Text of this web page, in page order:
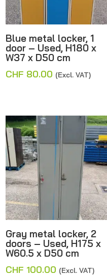
Blue metal locker, 1
door – Used, H180 x
W37 x D50 cm
CHF 80.00 (Excl. VAT)
Gray metal locker, 2
doors – Used, H175 x
W60.5 x D50 cm
CHF 100.00 (Excl. VAT)